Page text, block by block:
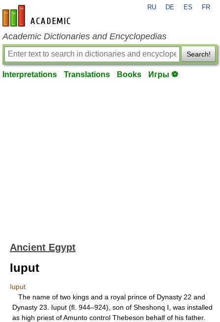
en-academic.com
RU DE ES FR
Academic Dictionaries and Encyclopedias
Search!
Interpretations Translations Books Игры ⚽
Ancient Egypt
Iuput
Iuput
The name of two kings and a royal prince of Dynasty 22 and
Dynasty 23. Iuput (fl. 944–924), son of Sheshonq I, was installed
as high priest of Amunto control Thebeson behalf of his father.